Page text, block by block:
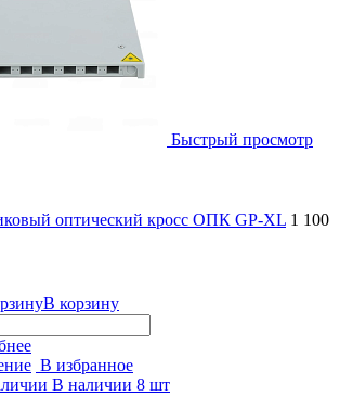
Быстрый просмотр
оптический кросс ОПК GP-XL 1 100
В корзину
В избранное
В наличии 8 шт